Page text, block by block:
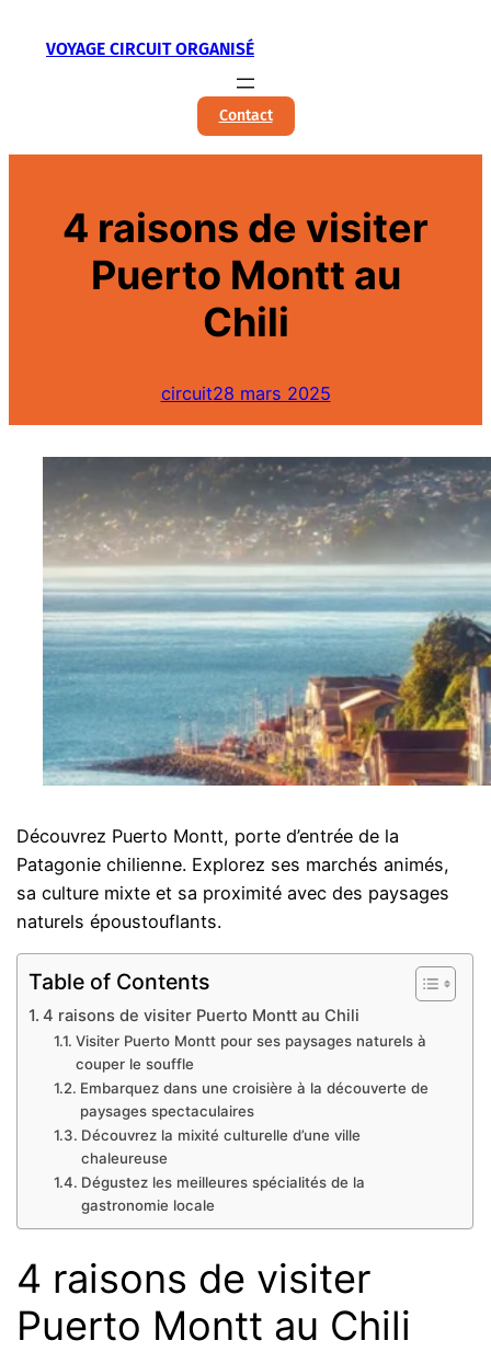
VOYAGE CIRCUIT ORGANISÉ
Contact
4 raisons de visiter
Puerto Montt au
Chili
circuit28 mars 2025
Découvrez Puerto Montt, porte d’entrée de la
Patagonie chilienne. Explorez ses marchés animés,
sa culture mixte et sa proximité avec des paysages
naturels époustouflants.
Table of Contents
4 raisons de visiter Puerto Montt au Chili
Visiter Puerto Montt pour ses paysages naturels à
couper le souffle
Embarquez dans une croisière à la découverte de
paysages spectaculaires
Découvrez la mixité culturelle d’une ville
chaleureuse
Dégustez les meilleures spécialités de la
gastronomie locale
4 raisons de visiter
Puerto Montt au Chili